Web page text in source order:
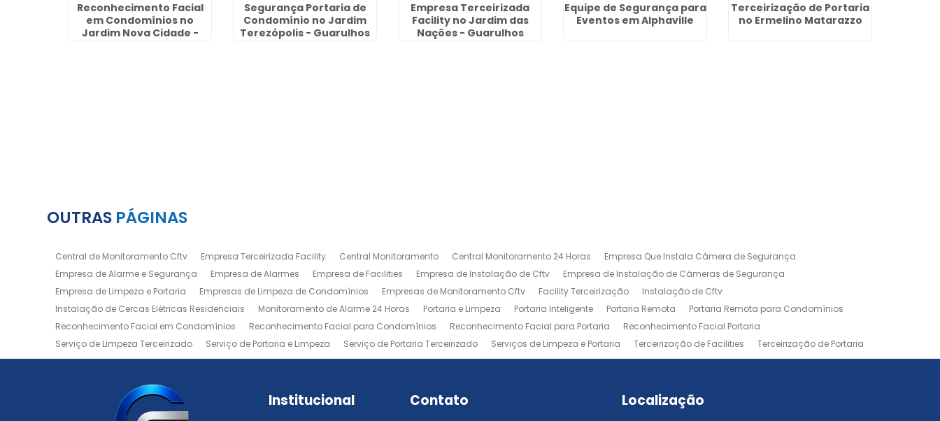
Reconhecimento Facial
em Condomínios no
Jardim Nova Cidade -
Segurança Portaria de
Condomínio no Jardim
Terezópolis - Guarulhos
Empresa Terceirizada
Facility no Jardim das
Nações - Guarulhos
Equipe de Segurança para
Eventos em Alphaville
Terceirização de Portaria
no Ermelino Matarazzo
OUTRAS PÁGINAS
Central de Monitoramento Cftv Empresa Terceirizada Facility Central Monitoramento Central Monitoramento 24 Horas
Empresa Que Instala Câmera de Segurança
Empresa de Alarme e Segurança
Empresa de Alarmes Empresa de Facilities Empresa de Instalação de Cftv
Empresa de Instalação de Câmeras de Segurança
Empresa de Limpeza e Portaria
Empresas de Limpeza de Condomínios Empresas de Monitoramento Cftv Facility Terceirização
Instalação de Cftv
Instalação de Cercas Elétricas Residenciais
Monitoramento de Alarme 24 Horas Portaria e Limpeza Portaria Inteligente Portaria Remota
Portaria Remota para Condomínios
Reconhecimento Facial em Condomínios
Reconhecimento Facial para Condomínios Reconhecimento Facial para Portaria
Reconhecimento Facial Portaria
Serviço de Limpeza Terceirizado
Serviço de Portaria e Limpeza Serviço de Portaria Terceirizado Serviços de Limpeza e Portaria Terceirização de Facilities
Terceirização de Portaria
Zeladoria de Condomínios
Institucional Contato Localização